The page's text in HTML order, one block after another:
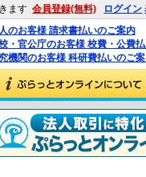
ます 会員登録(無料) ログイン
のお客様 請求書払いのご案内
・官公庁のお客様 校費・公費
機関のお客様 科研費払いのご